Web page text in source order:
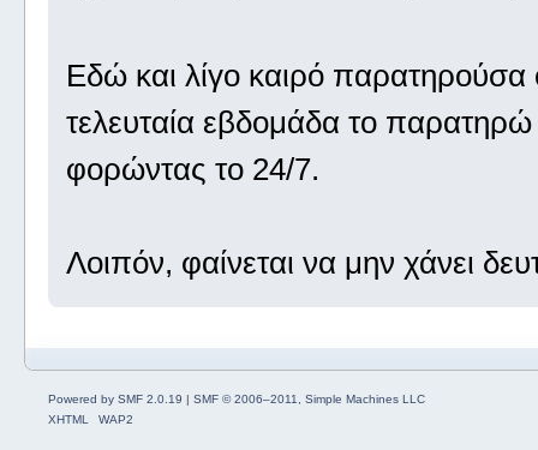
Εδώ και λίγο καιρό παρατηρούσα
τελευταία εβδομάδα το
φορώντας το 24/7.
Λοιπόν, φαίνεται να μην χάνει
Powered by SMF 2.0.19
SMF © 2006–2011, Simple Machines LLC
XHTML
WAP2